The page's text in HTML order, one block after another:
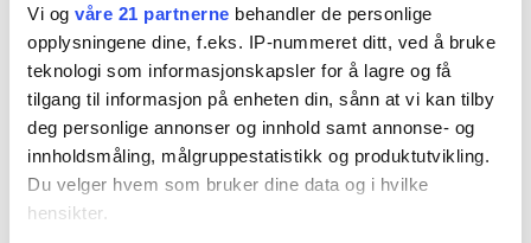
Vi og våre 21 partnerne behandler de personlige
opplysningene dine, f.eks. IP-nummeret ditt, ved å bruke
teknologi som informasjonskapsler for å lagre og få
tilgang til informasjon på enheten din, sånn at vi kan tilby
deg personlige annonser og innhold samt annonse- og
innholdsmåling, målgruppestatistikk og produktutvikling.
Du velger hvem som bruker dine data og i hvilke
hensikter.
Nyheter Lønnsoppgjøret
Del artikkel